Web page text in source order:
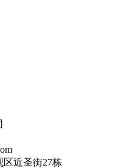
近圣街27栋